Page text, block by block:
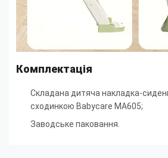
Комплектація
Складана дитяча накладка-сидень
сходинкою Babycare MA605;
Заводське паковання.